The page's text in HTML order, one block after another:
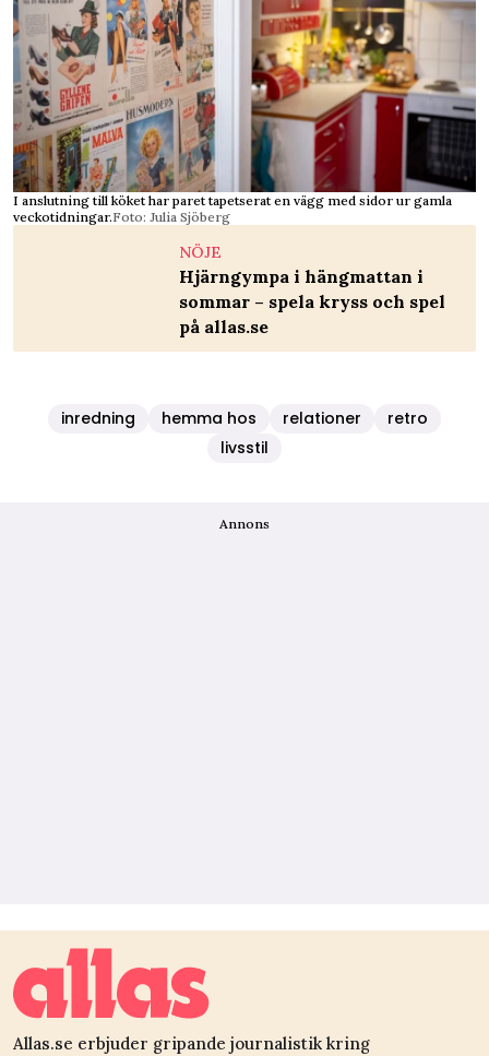
I anslutning till köket har paret tapetserat en vägg med sidor ur gamla
veckotidningar.Foto: Julia Sjöberg
NÖJE
Hjärngympa i hängmattan i
sommar – spela kryss och spel
på allas.se
inredning hemma hos relationer
retro
livsstil
Annons
Allas.se erbjuder gripande journalistik kring